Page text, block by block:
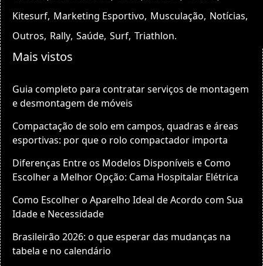
Kitesurf Marketing Esportivo Musculação Notícias
Outros Rally Saúde Surf Triathlon
Mais vistos
Guia completo para contratar serviços de montagem
e desmontagem de móveis
Compactação de solo em campos, quadras e áreas
esportivas: por que o rolo compactador importa
Diferenças Entre os Modelos Disponíveis e Como
Escolher a Melhor Opção: Cama Hospitalar Elétrica
Como Escolher o Aparelho Ideal de Acordo com Sua
Idade e Necessidade
Brasileirão 2026: o que esperar das mudanças na
tabela e no calendário